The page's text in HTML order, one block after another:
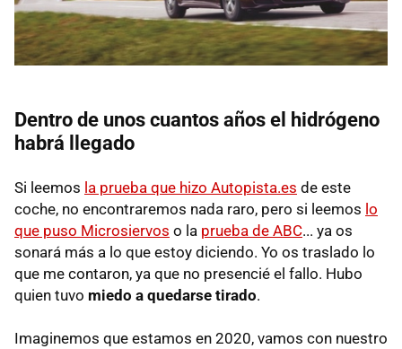
Dentro de unos cuantos años el hidrógeno
habrá llegado
Si leemos la prueba que hizo Autopista.es de este
coche, no encontraremos nada raro, pero si leemos lo
que puso Microsiervos o la prueba de ABC... ya os
sonará más a lo que estoy diciendo. Yo os traslado lo
que me contaron, ya que no presencié el fallo. Hubo
quien tuvo miedo a quedarse tirado.
Imaginemos que estamos en 2020, vamos con nuestro